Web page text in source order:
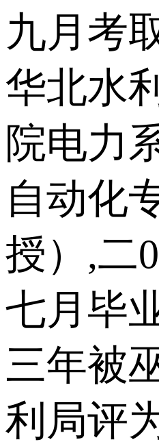
九月考
华北水
院电力
自动化
授）,二
七月毕
三年被
利局评